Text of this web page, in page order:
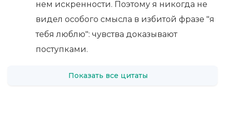
нем искренности. Поэтому я никогда не
видел особого смысла в избитой фразе "я
тебя люблю": чувства доказывают
поступками.
Показать все цитаты